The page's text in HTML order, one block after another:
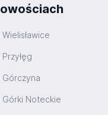
Górczyna
Górki Noteckie